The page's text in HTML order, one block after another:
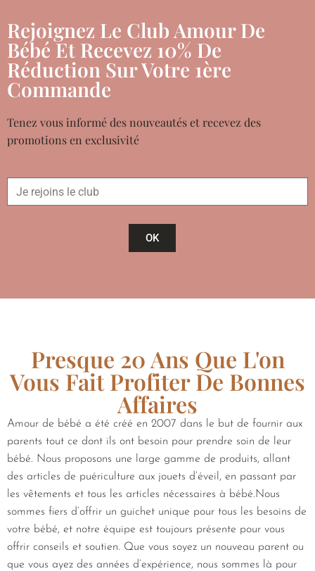
Rejoignez Le Club Amour De
Bébé Et Recevez 10% De
Réduction Sur Votre 1ère
Commande
Tenez vous informé des nouveautés et recevez des
promotions en exclusivité
OK
Presque 20 Ans Que L'on
Vous Fait Profiter De Bonnes
Affaires
Amour de bébé a été créé en 2007 dans le but de fournir aux
parents tout ce dont ils ont besoin pour prendre soin de leur
bébé. Nous proposons une large gamme de produits, allant
des articles de puériculture aux jouets d’éveil, en passant par
les vêtements et tous les articles nécessaires à bébé.Nous
sommes fiers d’offrir un guichet unique pour tous les besoins de
votre bébé, et notre équipe est toujours présente pour vous
offrir conseils et soutien. Que vous soyez un nouveau parent ou
que vous ayez des années d’expérience, nous sommes là pour